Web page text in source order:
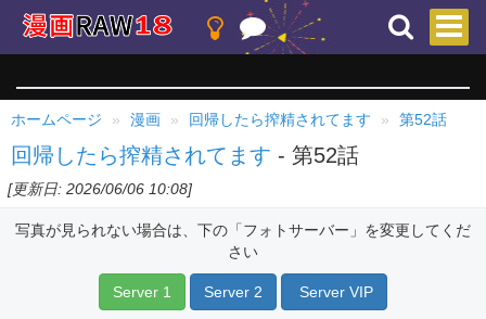
ホームページ 漫画 回帰したら搾精されてます 第52話
回帰したら搾精されてます - 第52話
[更新日: 2026/06/06 10:08]
写真が見られない場合は、下の「フォトサーバー」を変更してくだ
さい
Server 1 Server 2 Server VIP